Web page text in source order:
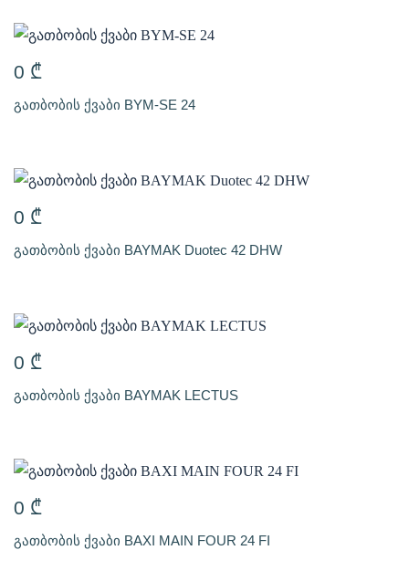
0 ₾
გათბობის ქვაბი BYM-SE 24
0 ₾
გათბობის ქვაბი BAYMAK Duotec 42 DHW
0 ₾
გათბობის ქვაბი BAYMAK LECTUS
0 ₾
გათბობის ქვაბი BAXI MAIN FOUR 24 FI